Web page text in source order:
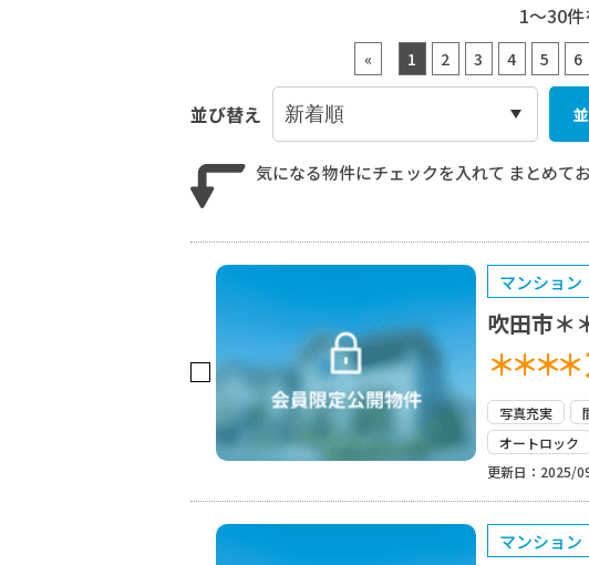
1〜30件
« 1 2 3 4 5 6
並び替え
気になる物件にチェックを入れて まとめて
マンション
吹田市＊
＊＊＊＊
写真充実
オートロック
更新日：2025/
マンション